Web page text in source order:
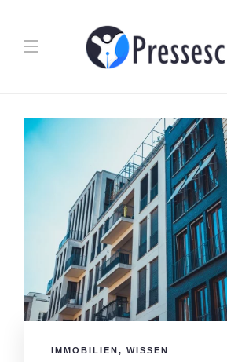
IMMOBILIEN, WISSEN